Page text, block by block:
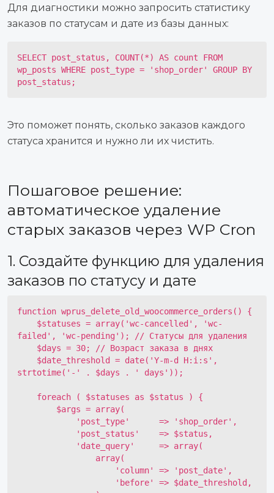
Для диагностики можно запросить статистику
заказов по статусам и дате из базы данных:
SELECT post_status, COUNT(*) AS count FROM
wp_posts WHERE post_type = 'shop_order' GROUP BY
post_status;
Это поможет понять, сколько заказов каждого
статуса хранится и нужно ли их чистить.
Пошаговое решение:
автоматическое удаление
старых заказов через WP Cron
1. Создайте функцию для удаления
заказов по статусу и дате
function wprus_delete_old_woocommerce_orders() {
failed', 'wc-pending'); // Статусы для удаления
strtotime('-' . $days . ' days'));